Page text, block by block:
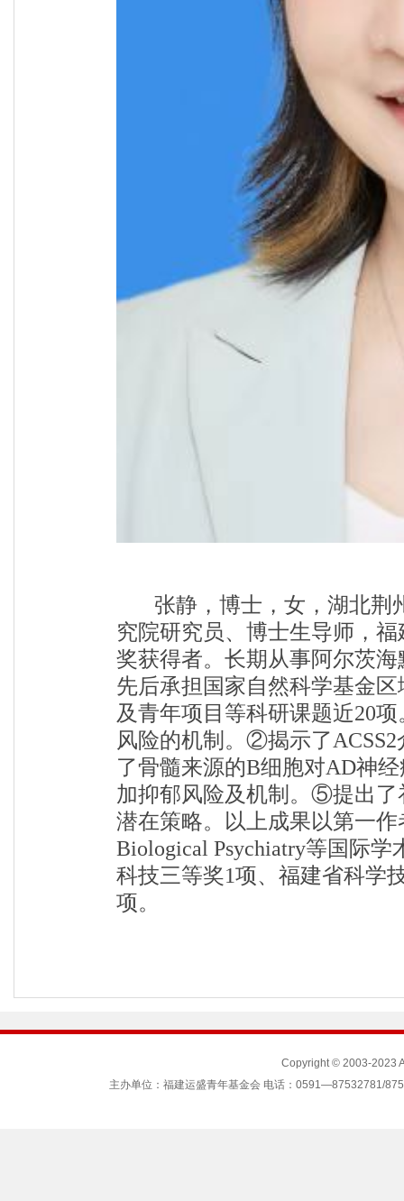
张静 ，博士，女，湖北荆
究院研究员、博士生导师， 福
奖获得者。长期从事阿尔茨海
先后承担国家自然科学基金
及青年项目等科研课题近20
风险的机制。②揭示了
了骨髓来源的B细胞对AD神
加抑郁风险及机制。⑤提出了
潜在策略。以上成果以第一作
Biological Psychiatry等国际学
科技三等奖1项、福建省科学
项。
Copyright © 2003-2023
主办单位：福建运盛青年基金会 电话：0591—87532781/